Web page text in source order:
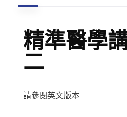
精準醫學
二
請參閱英文版本